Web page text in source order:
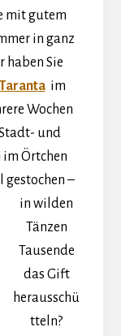
mit gutem
in ganz
haben Sie
im
Wochen
und
Örtchen
gestochen –
in wilden
Tänzen
Tausende
das Gift
herausschü
tteln?